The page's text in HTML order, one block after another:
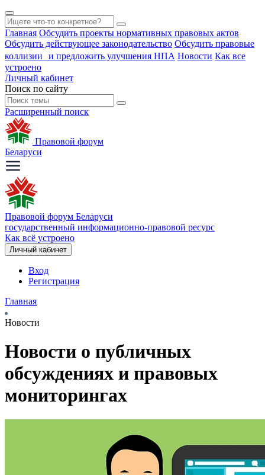
Главная Обсудить проекты нормативных правовых актов
Обсудить действующее законодательство Обсудить правовые
коллизии и предложить улучшения НПА Новости Как все
устроено
Личный кабинет
Поиск по сайту
Расширенный поиск
Правовой форум
Беларуси
Правовой форум Беларуси
государственный информационно-правовой ресурс
Как всё устроено
Личный кабинет
Вход
Регистрация
Главная
Новости
Новости о публичных
обсуждениях и правовых
мониторингах